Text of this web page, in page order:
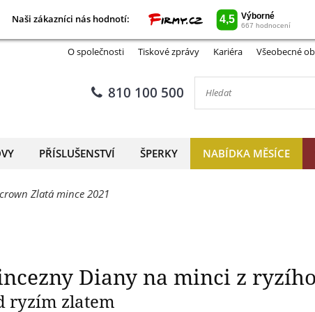
Naši zákazníci nás hodnotí:
O společnosti Tiskové zprávy Kariéra Všeobecné
810 100 500
PŘÍSLUŠENSTVÍ ŠPERKY NABÍDKA MĚSÍCE
Zlatá mince 2021
Diany na minci z
ryzím zlatem
princezny Diany na
Naši zákazníci nás hodnotí: